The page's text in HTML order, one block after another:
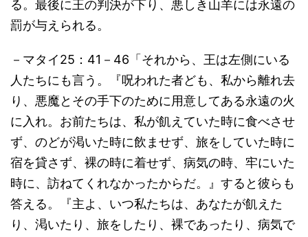
る。最後に王の判決が下り、悪しき山羊には永遠の
罰が与えられる。
－マタイ25：41－46「それから、王は左側にいる
人たちにも言う。『呪われた者ども、私から離れ去
り、悪魔とその手下のために用意してある永遠の火
に入れ。お前たちは、私が飢えていた時に食べさせ
ず、のどが渇いた時に飲ませず、旅をしていた時に
宿を貸さず、裸の時に着せず、病気の時、牢にいた
時に、訪ねてくれなかったからだ。』すると彼らも
答える。『主よ、いつ私たちは、あなたが飢えた
り、渇いたり、旅をしたり、裸であったり、病気で